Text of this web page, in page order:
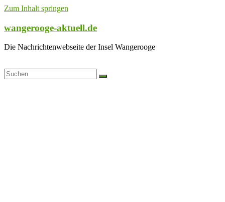
Zum Inhalt springen
wangerooge-aktuell.de
Die Nachrichtenwebseite der Insel Wangerooge